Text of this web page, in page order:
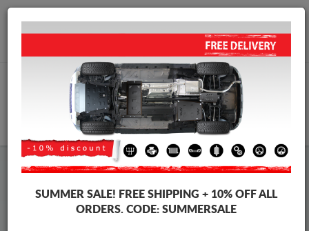
Worldwide shipping
info@skid-plate.com
Skid PlateVolkswagen Skid PlateVolkswagen Transporter
Brands
Brands
SUMMER SALE! FREE SHIPPING + 10% OFF ALL
ORDERS. CODE: SUMMERSALE